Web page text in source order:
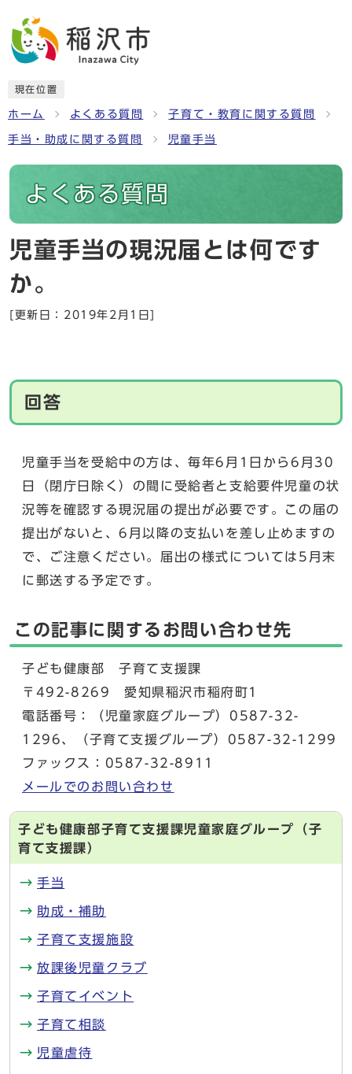
現在位置
ホーム よくある質問 子育て・教育に関する質問
手当・助成に関する質問 児童手当
よくある質問
児童手当の現況届とは何です
か。
[更新日：2019年2月1日]
回答
児童手当を受給中の方は、毎年6月1日から6月30
日（閉庁日除く）の間に受給者と支給要件児童の状
況等を確認する現況届の提出が必要です。この届の
提出がないと、6月以降の支払いを差し止めますの
で、ご注意ください。届出の様式については5月末
に郵送する予定です。
この記事に関するお問い合わせ先
子ども健康部 子育て支援課
〒492-8269 愛知県稲沢市稲府町1
電話番号：（児童家庭グループ）0587-32-
1296、（子育て支援グループ）0587-32-1299
ファックス：0587-32-8911
メールでのお問い合わせ
子ども健康部子育て支援課児童家庭グループ（子
育て支援課）
手当
助成・補助
子育て支援施設
放課後児童クラブ
子育てイベント
子育て相談
児童虐待